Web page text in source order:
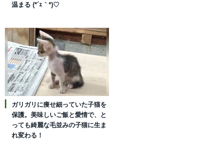
温まる (*´ｪ｀*)♡
ガリガリに痩せ細っていた子猫を
保護。美味しいご飯と愛情で、と
っても綺麗な毛並みの子猫に生ま
れ変わる！